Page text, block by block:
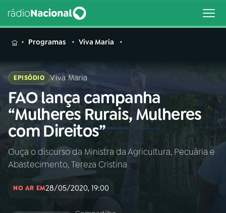
MENU
Buscar
na
Rádio
Nacional
Buscar
AO VIVO
INÍCIO
Programas Viva Maria
EPISÓDIO Viva Maria
FAO lança campanha
“Mulheres Rurais, Mulheres
com Direitos”
Ouça o discurso da Ministra da Agricultura, Pecuária e
Abastecimento, Tereza Cristina
NO AR EM28/05/2020, 19:00